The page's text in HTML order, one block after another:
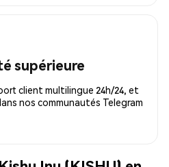
supérieure
client multilingue 24h/24, et
nos communautés Telegram